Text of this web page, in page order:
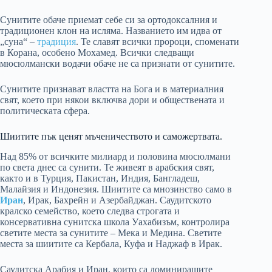
Сунитите обаче приемат себе си за ортодоксалния и
традиционен клон на исляма. Названието им идва от
„суна“ – традиция. Те славят всички пророци, споменати
в Корана, особено Мохамед. Всички следващи
мюсюлмански водачи обаче не са признати от сунитите.
Сунитите признават властта на Бога и в материалния
свят, което при някои включва дори и обществената и
политическата сфера.
Шиитите пък ценят мъченичеството и саможертвата.
Над 85% от всичките милиард и половина мюсюлмани
по света днес са сунити. Те живеят в арабския свят,
както и в Турция, Пакистан, Индия, Бангладеш,
Малайзия и Индонезия. Шиитите са мнозинство само в
Иран, Ирак, Бахрейн и Азербайджан. Саудитското
кралско семейство, което следва строгата и
консервативна сунитска школа Уахабизъм, контролира
светите места за сунитите – Мека и Медина. Светите
места за шиитите са Кербала, Куфа и Наджаф в Ирак.
Саудитска Арабия и Иран, които са доминиращите